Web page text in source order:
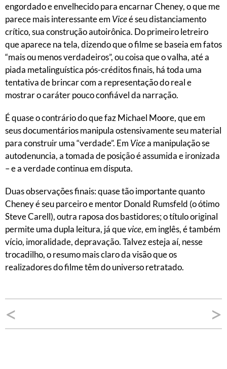
engordado e envelhecido para encarnar Cheney, o que me
parece mais interessante em Viceé seu distanciamento
crítico, sua construção autoirônica. Do primeiro letreiro
que aparece na tela, dizendo que o filme se baseia em fatos
“mais ou menos verdadeiros”, ou coisa que o valha, até a
piada metalinguística pós-créditos finais, há toda uma
tentativa de brincar com a representação do real e
mostrar o caráter pouco confiável da narração.
É quase o contrário do que faz Michael Moore, que em
seus documentários manipula ostensivamente seu material
para construir uma “verdade”. Em Vicea manipulação se
autodenuncia, a tomada de posição é assumida e ironizada
– e a verdade continua em disputa.
Duas observações finais: quase tão importante quanto
Cheney é seu parceiro e mentor Donald Rumsfeld (o ótimo
Steve Carell), outra raposa dos bastidores; o título original
permite uma dupla leitura, já quevice, em inglês, é também
vício, imoralidade, depravação. Talvez esteja aí, nesse
trocadilho, o resumo mais claro da visão que os
realizadores do filme têm do universo retratado.
Navegação
de
< >